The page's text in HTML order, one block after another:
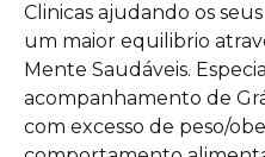
Clinicas ajudando os
um maior equilibrio
Mente Saudáveis.
acompanhamento de
com excesso de peso/